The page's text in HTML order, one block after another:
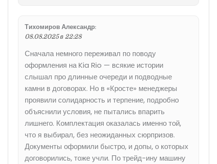
Тихомиров Александр:
08.08.2025 в 22:28
Сначала немного переживал по поводу
оформления на Kia Rio — всякие истории
слышал про длинные очереди и подводные
камни в договорах. Но в «Кросте» менеджеры
проявили солидарность и терпение, подробно
объяснили условия, не пытались впарить
лишнего. Комплектация оказалась именно той,
что я выбирал, без неожиданных сюрпризов.
Документы оформили быстро, и допы, о которых
договорились, тоже учли. По трейд-ину машину